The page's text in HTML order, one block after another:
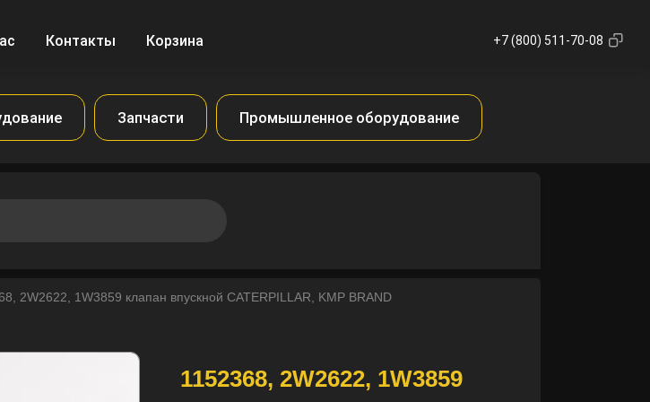
Контакты Корзина +7 (800) 511-70-08
Запчасти Промышленное оборудование
2W2622, 1W3859 клапан впускной CATERPILLAR, KMP BRAND
1152368, 2W2622, 1W3859